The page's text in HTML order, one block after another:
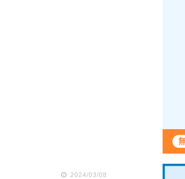
2024/03/08